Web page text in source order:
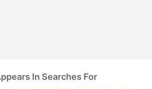
In Searches For